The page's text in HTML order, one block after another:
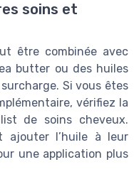
soins et
être combinée avec
butter ou des huiles
Si vous êtes
vérifiez la
de soins cheveux.
ajouter l’huile à leur
une application plus